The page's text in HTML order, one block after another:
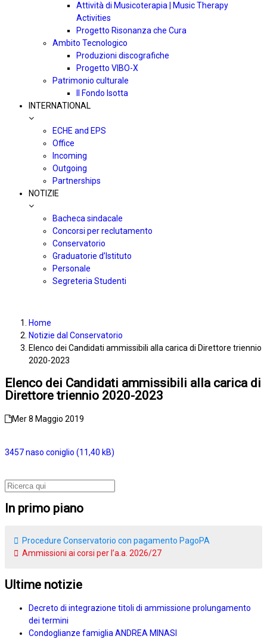
Attività di Musicoterapia | Music Therapy
Activities
Progetto Risonanza che Cura
Ambito Tecnologico
Produzioni discografiche
Progetto VIBO-X
Patrimonio culturale
Il Fondo Isotta
INTERNATIONAL
ECHE and EPS
Office
Incoming
Outgoing
Partnerships
NOTIZIE
Bacheca sindacale
Concorsi per reclutamento
Conservatorio
Graduatorie d’Istituto
Personale
Segreteria Studenti
Home
Notizie dal Conservatorio
Elenco dei Candidati ammissibili alla carica di Direttore triennio
2020-2023
Elenco dei Candidati ammissibili alla carica di
Direttore triennio 2020-2023
Mer 8 Maggio 2019
3457 naso coniglio
In primo piano
Procedure Conservatorio con pagamento PagoPA
Ammissioni ai corsi per l’a.a. 2026/27
Ultime notizie
Decreto di integrazione titoli di ammissione prolungamento
dei termini
Condoglianze famiglia ANDREA MINASI